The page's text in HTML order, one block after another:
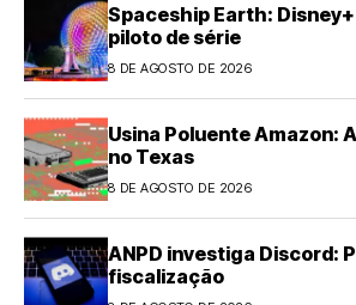
Spaceship Earth:
piloto de série
8 DE AGOSTO DE 2026
Usina Poluente Amazon:
no Texas
8 DE AGOSTO DE 2026
ANPD investiga Discord:
fiscalização